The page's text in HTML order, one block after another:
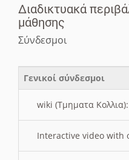
Διαδικτυακά
μάθησης
Σύνδεσμοι
Γενικοί σύνδεσμοι
wiki (Τμηματα
Interactive video with